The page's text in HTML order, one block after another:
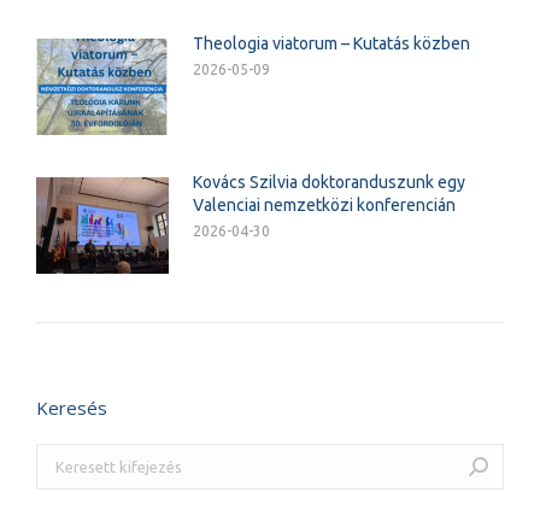
Theologia viatorum – Kutatás közben
2026-05-09
Kovács Szilvia doktoranduszunk egy
Valenciai nemzetközi konferencián
2026-04-30
Keresés